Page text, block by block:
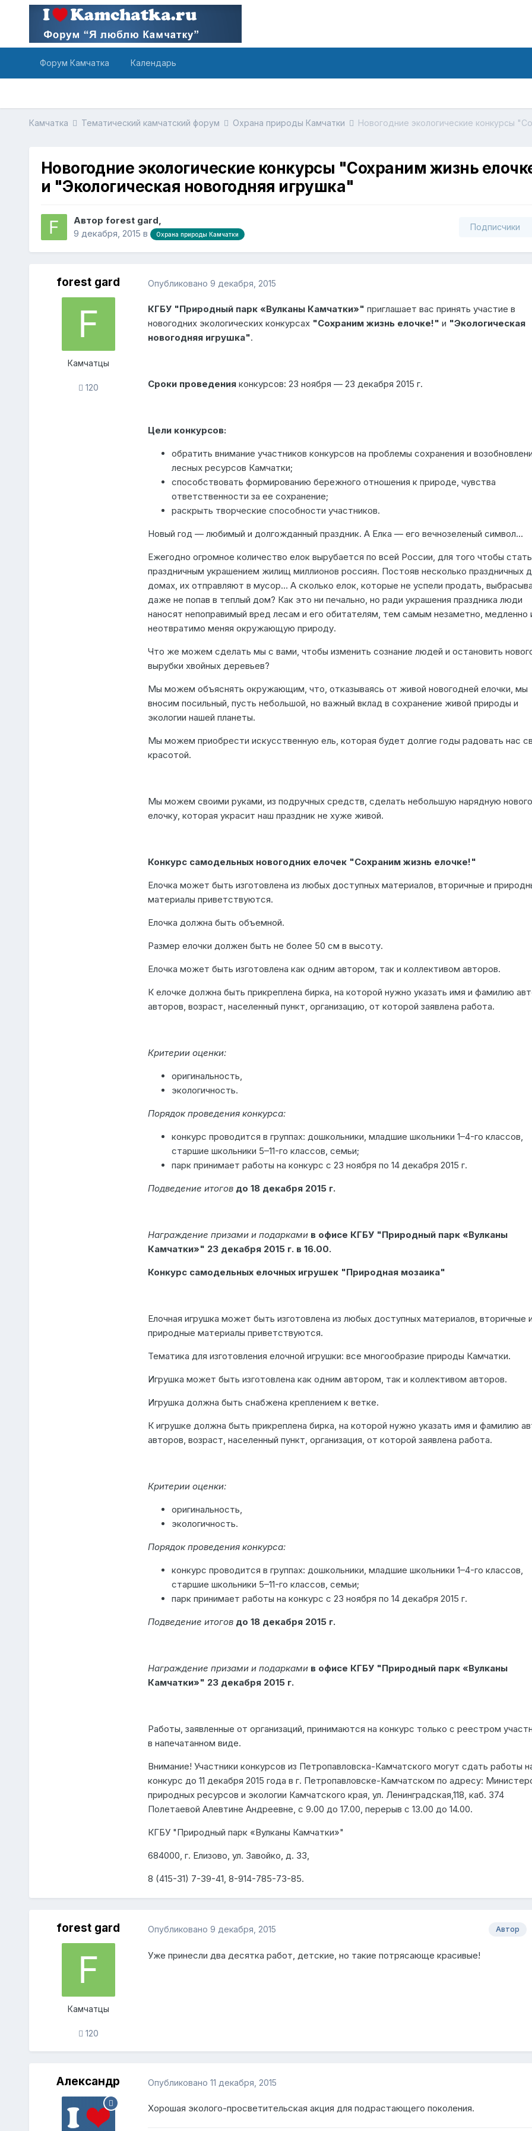
Форум Камчатка Календарь
Камчатка Тематический камчатский форум Охрана природы Камчатки
Новогодние экологические конкурсы "Сохраним жизнь
и "Экологическая новогодняя игрушка"
Автор forest gard,
9 декабря, 2015 в Охрана природы Камчатки
Подписчики
forest gard
Камчатцы
120
Опубликовано 9 декабря, 2015
КГБУ "Природный парк «Вулканы Камчатки»" приглашает вас принять участие в
новогодних экологических конкурсах "Сохраним жизнь елочке!" и "Экологическая
новогодняя игрушка".
Сроки проведенияконкурсов: 23 ноября — 23 декабря 2015 г.
Цели конкурсов:
обратить внимание участников конкурсов на проблемы сохранения и
лесных ресурсов Камчатки;
способствовать формированию бережного отношения к природе, чувства
ответственности за ее сохранение;
раскрыть творческие способности участников.
Новый год — любимый и долгожданный праздник. А Елка — его вечнозеленый символ...
Ежегодно огромное количество елок вырубается по всей России, для того чтобы стать
праздничным украшением жилищ миллионов россиян. Постояв несколько праздничных
домах, их отправляют в мусор… А сколько елок, которые не успели продать,
даже не попав в теплый дом? Как это ни печально, но ради украшения праздника люди
наносят непоправимый вред лесам и его обитателям, тем самым незаметно, медленно
неотвратимо меняя окружающую природу.
Что же можем сделать мы с вами, чтобы изменить сознание людей и остановить
вырубки хвойных деревьев?
Мы можем объяснять окружающим, что, отказываясь от живой новогодней елочки, мы
вносим посильный, пусть небольшой, но важный вклад в сохранение живой природы и
экологии нашей планеты.
Мы можем приобрести искусственную ель, которая будет долгие годы радовать нас
красотой.
Мы можем своими руками, из подручных средств, сделать небольшую нарядную
елочку, которая украсит наш праздник не хуже живой.
Конкурс самодельных новогодних елочек "Сохраним жизнь елочке!"
Елочка может быть изготовлена из любых доступных материалов, вторичные и
материалы приветствуются.
Елочка должна быть объемной.
Размер елочки должен быть не более 50 см в высоту.
Елочка может быть изготовлена как одним автором, так и коллективом авторов.
К елочке должна быть прикреплена бирка, на которой нужно указать имя и фамилию
авторов, возраст, населенный пункт, организацию, от которой заявлена работа.
Критерии оценки:
оригинальность,
экологичность.
Порядок проведения конкурса:
конкурс проводится в группах: дошкольники, младшие школьники 1–4-го классов,
старшие школьники 5–11-го классов, семьи;
парк принимает работы на конкурс с 23 ноября по 14 декабря 2015 г.
Подведение итоговдо 18 декабря 2015 г.
Награждение призами и подарками в офисе КГБУ "Природный парк «Вулканы
Камчатки»" 23 декабря 2015 г. в 16.00.
Конкурс самодельных елочных игрушек "Природная мозаика"
Елочная игрушка может быть изготовлена из любых доступных материалов, вторичные
природные материалы приветствуются.
Тематика для изготовления елочной игрушки: все многообразие природы Камчатки.
Игрушка может быть изготовлена как одним автором, так и коллективом авторов.
Игрушка должна быть снабжена креплением к ветке.
К игрушке должна быть прикреплена бирка, на которой нужно указать имя и фамилию
авторов, возраст, населенный пункт, организация, от которой заявлена работа.
Критерии оценки:
оригинальность,
экологичность.
Порядок проведения конкурса:
конкурс проводится в группах: дошкольники, младшие школьники 1–4-го классов,
старшие школьники 5–11-го классов, семьи;
парк принимает работы на конкурс с 23 ноября по 14 декабря 2015 г.
Подведение итоговдо 18 декабря 2015 г.
Награждение призами и подарками в офисе КГБУ "Природный парк «Вулканы
Камчатки»" 23 декабря 2015 г.
Работы, заявленные от организаций, принимаются на конкурс только с реестром
в напечатанном виде.
Внимание! Участники конкурсов из Петропавловска-Камчатского могут сдать работы
конкурс до 11 декабря 2015 года в г. Петропавловске-Камчатском по адресу:
природных ресурсов и экологии Камчатского края, ул. Ленинградская,118, каб. 374
Полетаевой Алевтине Андреевне, с 9.00 до 17.00, перерыв с 13.00 до 14.00.
КГБУ "Природный парк «Вулканы Камчатки»"
684000, г. Елизово, ул. Завойко, д. 33,
8 (415-31) 7-39-41, 8-914-785-73-85.
forest gard
Камчатцы
120
Автор
Опубликовано 9 декабря, 2015
Уже принесли два десятка работ, детские, но такие потрясающе красивые!
Александр Опубликовано 11 декабря, 2015
Хорошая эколого-просветительская акция для подрастающего поколения.